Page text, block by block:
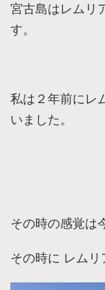
宮古島はレムリ
す。
私は２年前にレ
いました。
その時の感覚は
その時に レムリ